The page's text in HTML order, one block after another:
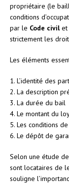
propriétaire (le
conditions
par le Code civilet
strictement les
Les éléments
1. L’identité des
2. La description
3. La durée du bail
4. Le montant du
5. Les conditions
6. Le dépôt de
Selon une étude de
sont locataires de
souligne